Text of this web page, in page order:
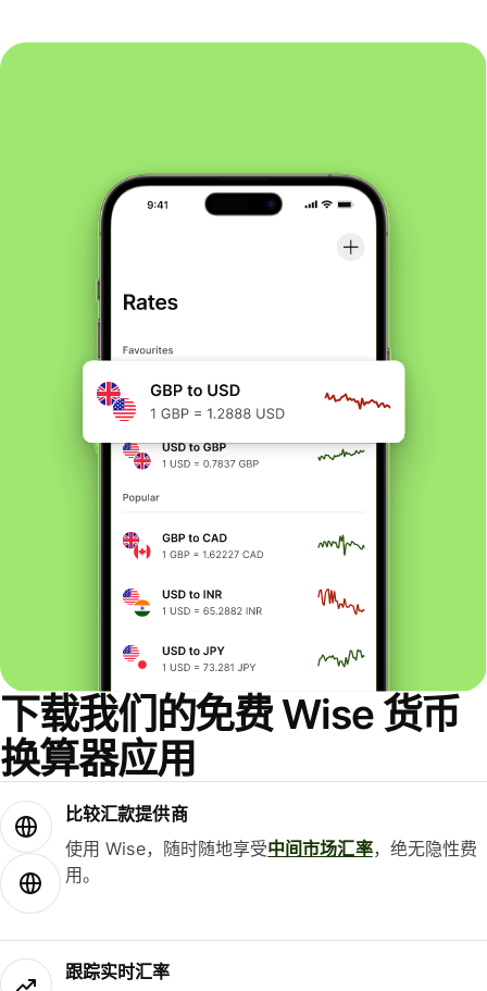
下载我们的免费 Wise 货币
换算器应用
比较汇款提供商
使用 Wise，随时随地享受中间市场汇率，绝无隐性费
用。
跟踪实时汇率